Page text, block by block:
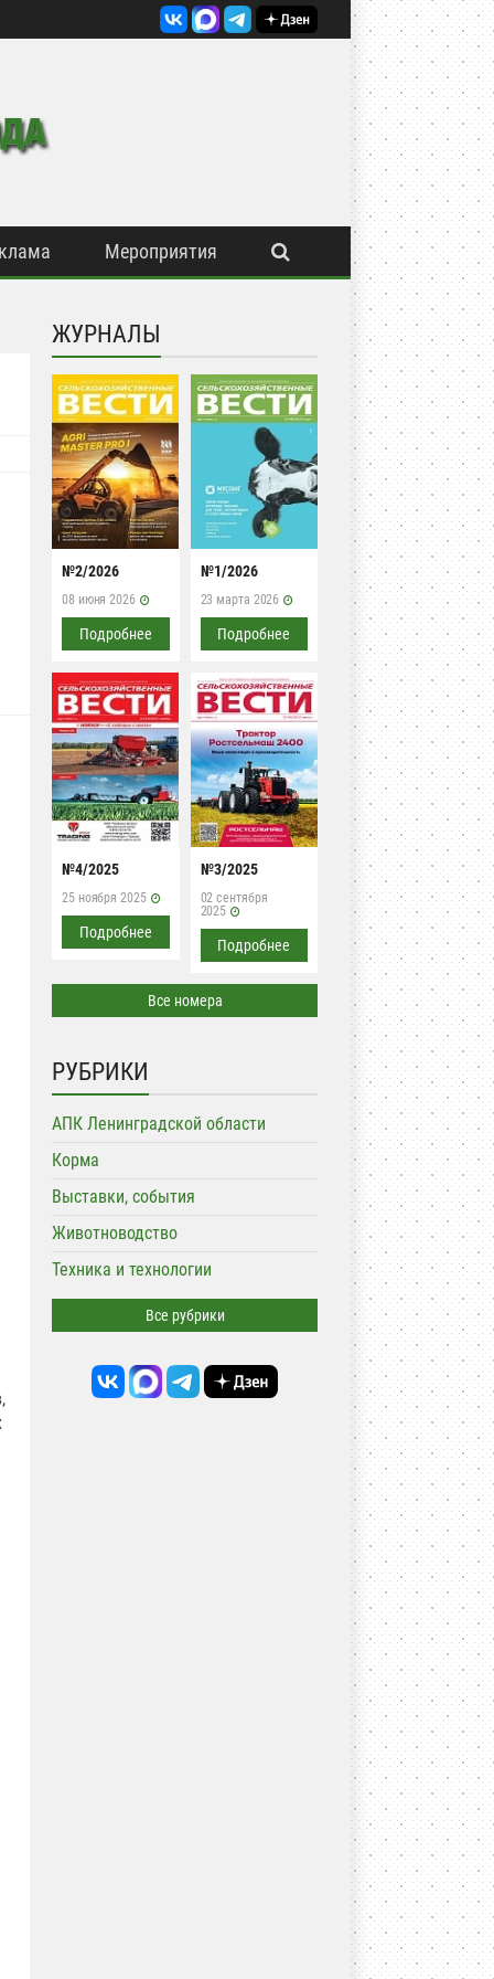
Мероприятия
ЖУРНАЛЫ
№2/2026
08 июня 2026
Подробнее
№1/2026
23 марта 2026
Подробнее
№4/2025
25 ноября 2025
Подробнее
№3/2025
02 сентября
2025
Подробнее
Все номера
РУБРИКИ
АПК Ленинградской области
Корма
Выставки, события
Животноводство
Техника и технологии
Все рубрики